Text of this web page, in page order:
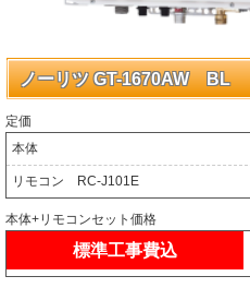
ノーリツ GT-1670AW BL
定価
本体
リモコン RC-J101E
本体+リモコンセット価格
標準工事費込